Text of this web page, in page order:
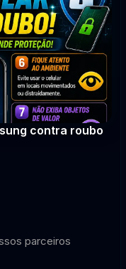
contra roubo
parceiros